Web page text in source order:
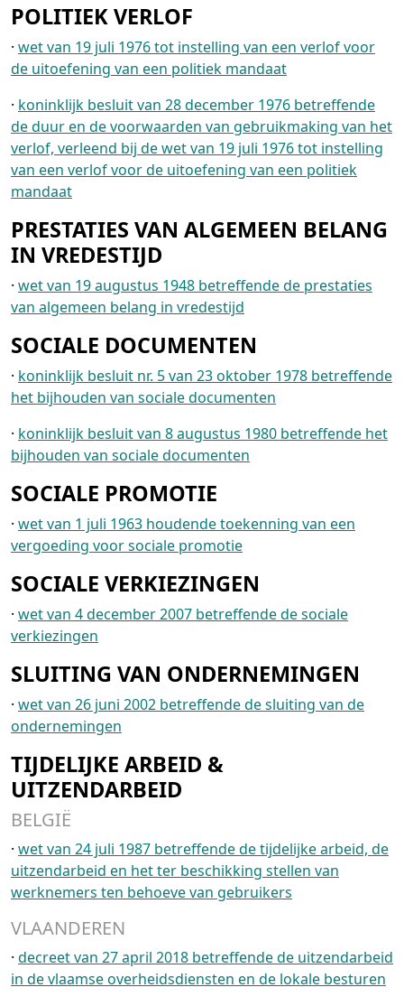
POLITIEK VERLOF
· wet van 19 juli 1976 tot instelling van een verlof voor
de uitoefening van een politiek mandaat
· koninklijk besluit van 28 december 1976 betreffende
de duur en de voorwaarden van gebruikmaking van het
verlof, verleend bij de wet van 19 juli 1976 tot instelling
van een verlof voor de uitoefening van een politiek
mandaat
PRESTATIES VAN ALGEMEEN BELANG
IN VREDESTIJD
· wet van 19 augustus 1948 betreffende de prestaties
van algemeen belang in vredestijd
SOCIALE DOCUMENTEN
· koninklijk besluit nr. 5 van 23 oktober 1978 betreffende
het bijhouden van sociale documenten
· koninklijk besluit van 8 augustus 1980 betreffende het
bijhouden van sociale documenten
SOCIALE PROMOTIE
· wet van 1 juli 1963 houdende toekenning van een
vergoeding voor sociale promotie
SOCIALE VERKIEZINGEN
· wet van 4 december 2007 betreffende de sociale
verkiezingen
SLUITING VAN ONDERNEMINGEN
· wet van 26 juni 2002 betreffende de sluiting van de
ondernemingen
TIJDELIJKE ARBEID &
UITZENDARBEID
BELGIË
· wet van 24 juli 1987 betreffende de tijdelijke arbeid, de
uitzendarbeid en het ter beschikking stellen van
werknemers ten behoeve van gebruikers
VLAANDEREN
· decreet van 27 april 2018 betreffende de uitzendarbeid
in de vlaamse overheidsdiensten en de lokale besturen